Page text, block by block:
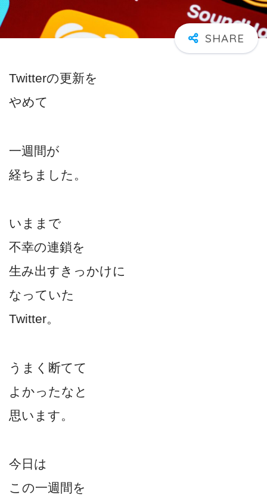
Twitterの更新を
やめて
一週間が
経ちました。
いままで
不幸の連鎖を
生み出すきっかけに
なっていた
Twitter。
うまく断てて
よかったなと
思います。
今日は
この一週間を